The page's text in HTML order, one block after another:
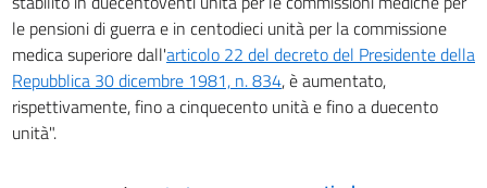
Tabella E
Tabella E
Tabella F
le pensioni di guerra e in centodieci unità per la commissione
medica superiore dall'articolo 22 del decreto del Presidente della
Repubblica 30 dicembre 1981, n. 834, è aumentato,
rispettivamente, fino a cinquecento unità e fino a duecento
unità".